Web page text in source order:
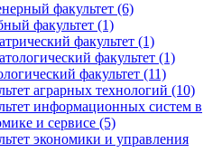
факультет (6)
факультет (1)
факультет (1)
факультет (1)
факультет (11)
аграрных технологий (10)
информационных систем в
и сервисе (5)
экономики и управления